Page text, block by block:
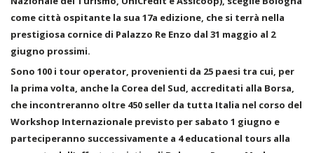
come città ospitante la sua 17a edizione, che si terrà nella
prestigiosa cornice di Palazzo Re Enzo dal 31 maggio al 2
giugno prossimi.
Sono 100 i tour operator, provenienti da 25 paesi tra cui, per
la prima volta, anche la Corea del Sud, accreditati alla Borsa,
che incontreranno oltre 450 seller da tutta Italia nel corso del
Workshop Internazionale previsto per sabato 1 giugno e
parteciperanno successivamente a 4 educational tours alla